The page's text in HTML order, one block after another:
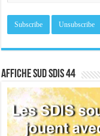
Affiche sud SDIS 44